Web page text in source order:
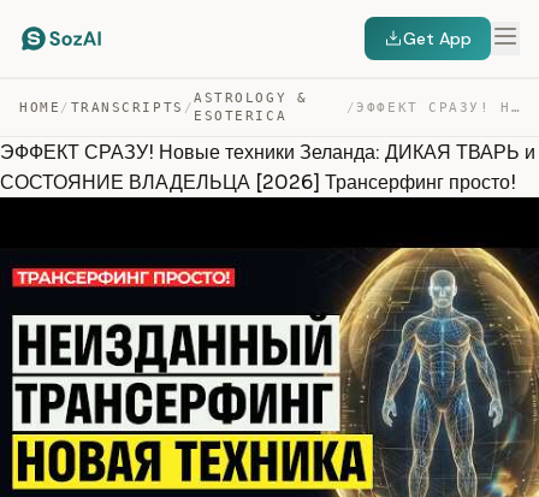
Get App
HOME / TRANSCRIPTS /
ASTROLOGY &
ESOTERICA
/ ЭФФЕКТ СРАЗУ! НОВЫЕ ТЕХНИКИ ЗЕЛАНДА: ДИКАЯ ТВАРЬ И СОСТ… — TRANSCRIPT
ЭФФЕКТ СРАЗУ! Новые техники Зеланда: ДИКАЯ ТВАРЬ и
СОСТОЯНИЕ ВЛАДЕЛЬЦА [2026] Трансерфинг просто!